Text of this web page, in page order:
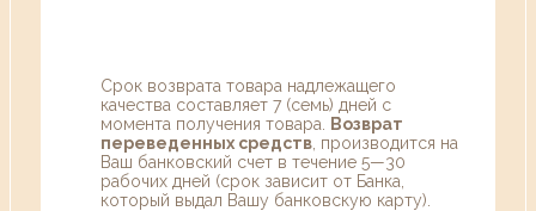
Срок возврата товара надлежащего
качества составляет 7 (семь) дней с
момента получения товара.
Возврат
переведенных средств , производится на
Ваш банковский счет в течение 5—30
рабочих дней (срок зависит от Банка,
который выдал Вашу банковскую карту).